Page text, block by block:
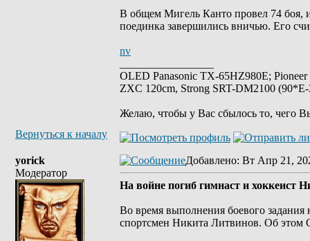
В общем Мигель Канто провел 74 боя,
поединка завершились вничью. Его
nv
OLED Panasonic TX-65HZ980E;
ZXC 120cm, Strong SRT-DM2100
Желаю, чтобы у Вас сбылось то, чего
Вернуться к началу
yorick
Модератор
Добавлено: Вт Апр 21,
На войне погиб гимнаст и хоккеист
Во время выполнения боевого
спортсмен Никита Литвинов. Об